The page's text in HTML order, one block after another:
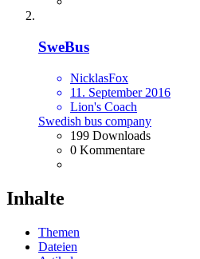
SweBus
NicklasFox
11. September 2016
Lion's Coach
Swedish bus company
199 Downloads
0 Kommentare
Inhalte
Themen
Dateien